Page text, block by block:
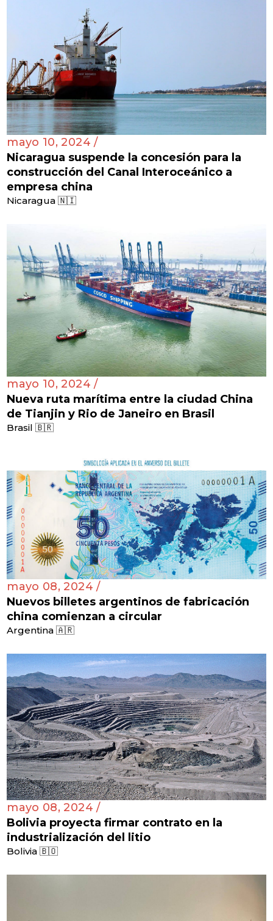
mayo 10, 2024 /
Nicaragua suspende la concesión para la
construcción del Canal Interoceánico a
empresa china
Nicaragua 🇳🇮
mayo 10, 2024 /
Nueva ruta marítima entre la ciudad China
de Tianjin y Rio de Janeiro en Brasil
Brasil 🇧🇷
mayo 08, 2024 /
Nuevos billetes argentinos de fabricación
china comienzan a circular
Argentina 🇦🇷
mayo 08, 2024 /
Bolivia proyecta firmar contrato en la
industrialización del litio
Bolivia 🇧🇴